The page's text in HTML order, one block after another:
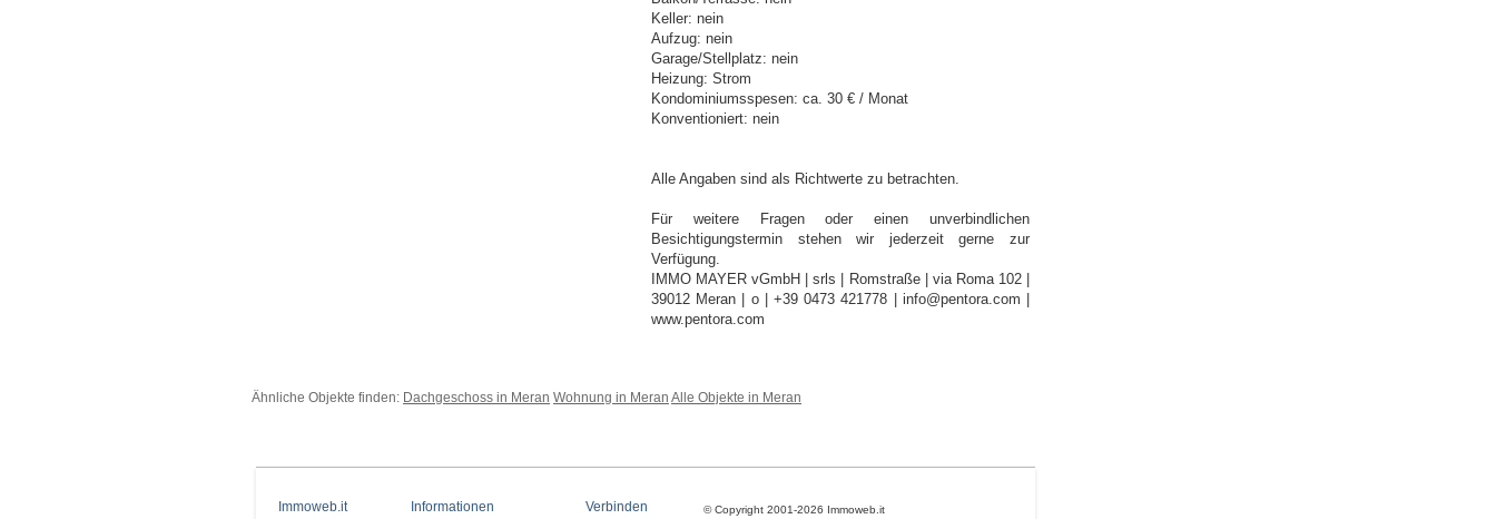
Keller: nein
Aufzug: nein
Garage/Stellplatz: nein
Heizung: Strom
Kondominiumsspesen: ca. 30 € / Monat
Konventioniert: nein
Alle Angaben sind als Richtwerte zu betrachten.
Für weitere Fragen oder einen unverbindlichen
Besichtigungstermin stehen wir jederzeit gerne zur
Verfügung.
IMMO MAYER vGmbH | srls | Romstraße | via Roma 102 |
39012 Meran | o | +39 0473 421778 | info@pentora.com |
www.pentora.com
Ähnliche Objekte finden: Dachgeschoss in Meran Wohnung in Meran Alle Objekte in Meran
Immoweb.it Informationen Verbinden © Copyright 2001-2026 Immoweb.it